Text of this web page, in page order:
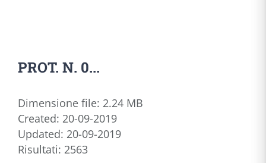
PROT. N. 0...
Dimensione file: 2.24 MB
Created: 20-09-2019
Updated: 20-09-2019
Risultati: 2563